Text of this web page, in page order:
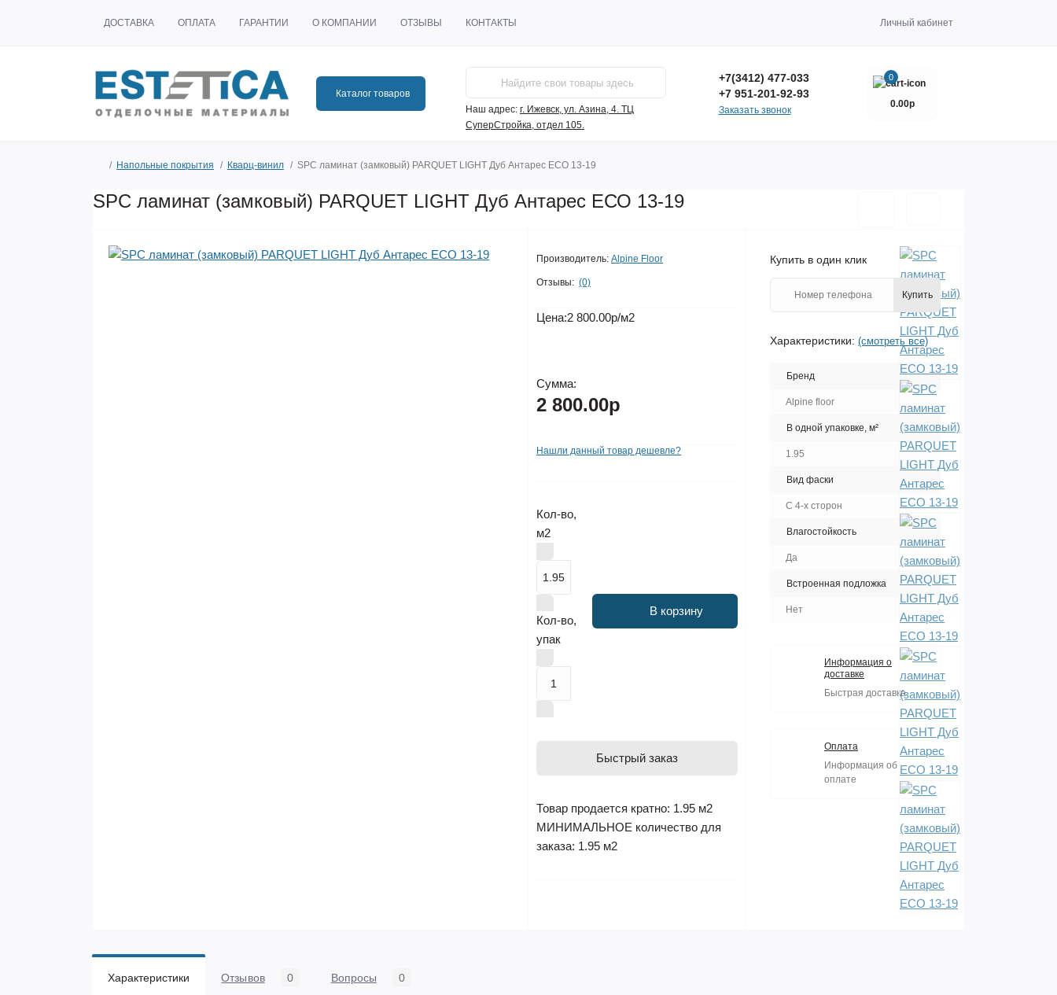
ДОСТАВКА ОПЛАТА ГАРАНТИИ О КОМПАНИИ ОТЗЫВЫ КОНТАКТЫ Личный кабинет
Каталог товаров
Наш адрес: г. Ижевск, ул. Азина, 4. ТЦ
СуперСтройка, отдел 105.
+7(3412) 477-033
+7 951-201-92-93
Заказать звонок
0
0.00р
Напольные покрытия Кварц-винил SPC ламинат (замковый) PARQUET LIGHT Дуб Антарес ЕСО 13-19
SPC ламинат (замковый) PARQUET LIGHT Дуб Антарес ЕСО 13-19
Производитель: Alpine Floor
Отзывы: (0)
Цена:2 800.00р/м2
Сумма:
2 800.00р
Нашли данный товар дешевле?
Кол-во,
м2
Кол-во,
упак
В корзину
Быстрый заказ
Товар продается кратно: 1.95 м2
МИНИМАЛЬНОЕ количество для
заказа: 1.95 м2
Купить в один клик
Купить
Характеристики: (смотреть все)
Бренд
Alpine floor
В одной упаковке, м²
1.95
Вид фаски
С 4-х сторон
Влагостойкость
Да
Встроенная подложка
Нет
Информация о
доставке
Быстрая доставка
Оплата
Информация об
оплате
Характеристики Отзывов 0 Вопросы 0